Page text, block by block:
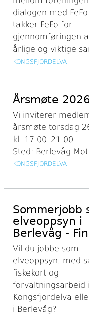
dialogen med
takker FeFo for
gjennomføringen
årlige og viktige
KONGSFJORDELVA
Årsmøte
Vi inviterer
årsmøte torsdag
kl. 17.00–21.00
Sted: Berlevåg
KONGSFJORDELVA
Sommerjobb
elveoppsyn i
Berlevåg -
Vil du jobbe som
elveoppsyn, med
fiskekort og
forvaltningsarbeid i
Kongsfjordelva
i Berlevåg?